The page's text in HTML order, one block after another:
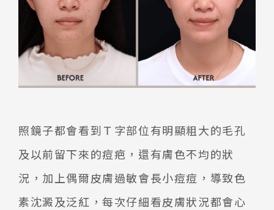
照鏡子都會看到Ｔ字部位有明顯粗大的毛孔
及以前留下來的痘疤，還有膚色不均的狀
況，加上偶爾皮膚過敏會長小痘痘，導致色
素沈澱及泛紅，每次仔細看皮膚狀況都會心